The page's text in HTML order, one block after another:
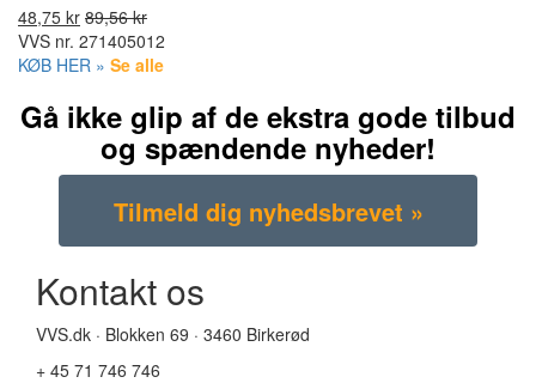
48,75 kr 89,56 kr
VVS nr. 271405012
KØB HER » Se alle
Gå ikke glip af de ekstra gode tilbud
og spændende nyheder!
Kontakt os
VVS.dk · Blokken 69 · 3460 Birkerød
+ 45 71 746 746